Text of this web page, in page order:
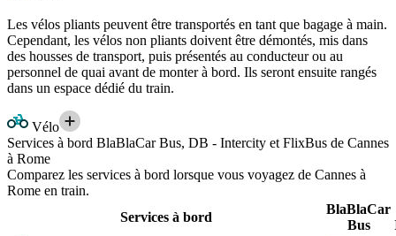
Les vélos pliants peuvent être transportés en tant que bagage à main.
Cependant, les vélos non pliants doivent être démontés, mis dans
des housses de transport, puis présentés au conducteur ou au
personnel de quai avant de monter à bord. Ils seront ensuite rangés
dans un espace dédié du train.
Vélo
Services à bord BlaBlaCar Bus, DB - Intercity et FlixBus de Cannes
à Rome
Comparez les services à bord lorsque vous voyagez de Cannes à
Rome en train.
Services à bord
BlaBlaCar
Bus